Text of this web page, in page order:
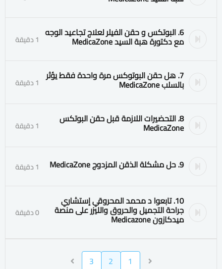
6. البوتكس و حقن الفيلر لعلاج تجاعيد الوجه
مع دكتورة هبة السيد MedicaZone 1 دقيقة
7. هل حقن البوتوكس مرة واحدة فقط يؤثر
بالسلب MedicaZone 1 دقيقة
8. التحضيرات اللازمة قبل حقن البوتكس
MedicaZone 1 دقيقة
9. حل مشكلة الذقن المزدوج MedicaZone 1 دقيقة
10. تابعوا د محمد المحروقي إستشاري
جراحة التجميل والحروق والليزر على منصة
ميدكازون Medicazone 0 دقيقة
1
2
3